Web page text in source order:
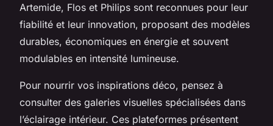
Artemide, Flos et Philips sont reconnues pour leur
fiabilité et leur innovation, proposant des modèles
durables, économiques en énergie et souvent
modulables en intensité lumineuse.
Pour nourrir vos inspirations déco, pensez à
consulter des galeries visuelles spécialisées dans
l’éclairage intérieur. Ces plateformes présentent